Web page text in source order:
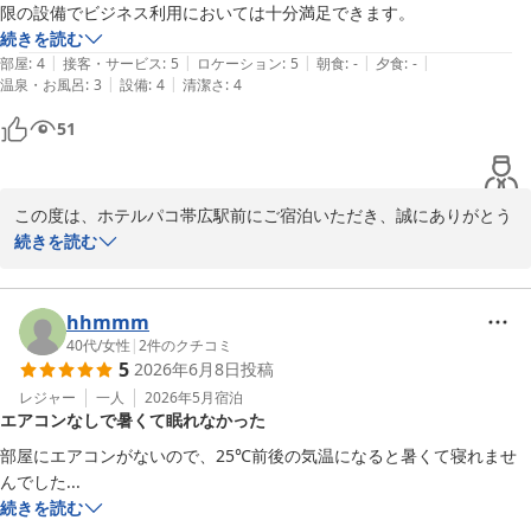
フロント　廣井
ホテルパコ帯広駅前（旧ホテルパコ帯広２）
限の設備でビジネス利用においては十分満足できます。
続きを読む
部屋: 4 | 接客・サービス: 5 | ロケーション: 5 | 朝食: - | 夕食: - |
温泉・お風呂: 3 | 設備: 4 | 清潔さ: 4
51
この度は、ホテルパコ帯広駅前にご宿泊いただき、誠にありがとう
ございます。
当ホテルは帯広駅前に立地し、繁華街が近く徒歩圏内にたくさんの
飲食店がございます。我々スタッフお勧めのお店を冊子にてご案内
しておりますので、ご活用いただけると幸いです。
次回のご利用を、心よりお待ち申し上げております。
フロント　廣井
ホテルパコ帯広駅前（旧ホテルパコ帯広２）
2026-06-24
続きを読む
hhmmm
40代/女性 |2件のクチコミ
5 2026年6月8日投稿
レジャー 一人 2026年5月宿泊
エアコンなしで暑くて眠れなかった
部屋にエアコンがないので、25℃前後の気温になると暑くて寝れませ
んでした...
続きを読む